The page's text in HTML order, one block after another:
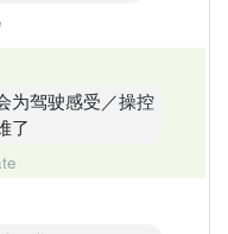
为驾驶感受／操控
了